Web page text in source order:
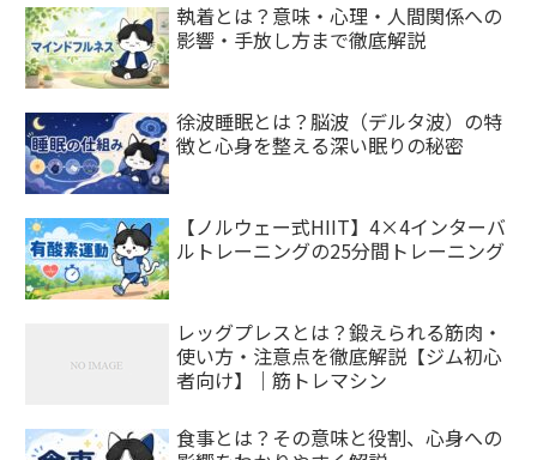
執着とは？意味・心理・人間関係への
影響・手放し方まで徹底解説
徐波睡眠とは？脳波（デルタ波）の特
徴と心身を整える深い眠りの秘密
【ノルウェー式HIIT】4×4インターバ
ルトレーニングの25分間トレーニング
レッグプレスとは？鍛えられる筋肉・
使い方・注意点を徹底解説【ジム初心
者向け】｜筋トレマシン
食事とは？その意味と役割、心身への